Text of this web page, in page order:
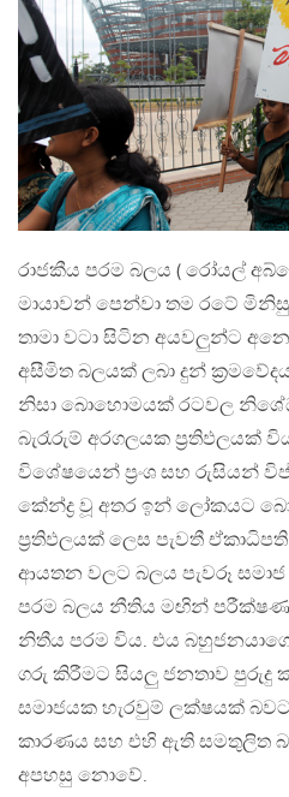
රාජකීය පරම බලය ( රෝයල්
මායාවන් පෙන්වා තම රටේ
තාමා වටා සිටින අයවලුන්ට
අසීමිත බලයක් ලබා දුන්
නිසා බොහොමයක් රටවල
බැරෑරුම් අරගලයක ප්‍රතිඵලයක්
විශේෂයෙන් ප්‍රංශ සහ රුසියන්
කේන්ද්‍ර වූ අතර ඉන් ලෝකයට
ප්‍රතිඵලයක් ලෙස පැවතී
ආයතන වලට බලය පැවරූ
පරම බලය නීතිය මඟින්
නිතීය පරම විය. එය
ගරු කිරීමට සියලු ජනතාව පුරුදු
සමාජයක හැරවුම් ලක්ෂයක්
කාරණය සහ එහි ඇති සමතුලිත
අපහසු නොවේ.